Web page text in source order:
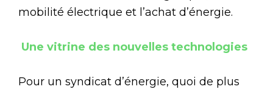
mobilité électrique et l’achat d’énergie.
Une vitrine des nouvelles technologies
Pour un syndicat d’énergie, quoi de plus